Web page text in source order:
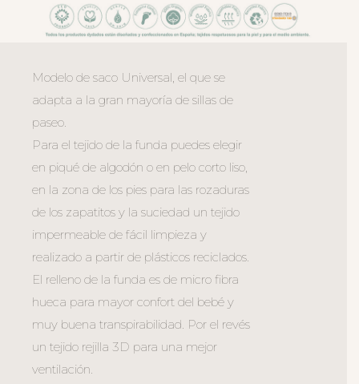
Modelo de saco Universal, el que se
adapta a la gran mayoría de sillas de
paseo.
Para el tejido de la funda puedes elegir
en piqué de algodón o en pelo corto liso,
en la zona de los pies para las rozaduras
de los zapatitos y la suciedad un tejido
impermeable de fácil limpieza y
realizado a partir de plásticos reciclados.
El relleno de la funda es de micro fibra
hueca para mayor confort del bebé y
muy buena transpirabilidad. Por el revés
un tejido rejilla 3D para una mejor
ventilación.